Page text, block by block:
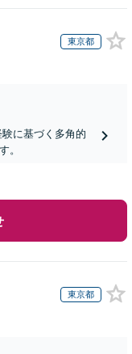
東京都
に基づく多角的
。
東京都